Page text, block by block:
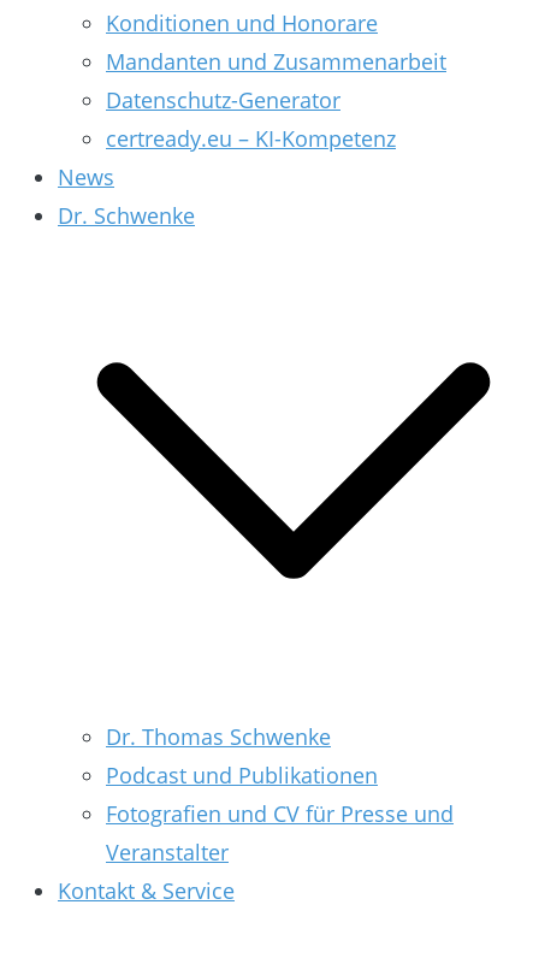
Konditionen und Honorare
Mandanten und Zusammenarbeit
Datenschutz-Generator
certready.eu – KI-Kompetenz
News
Dr. Schwenke
Dr. Thomas Schwenke
Podcast und Publikationen
Fotografien und CV für Presse und
Veranstalter
Kontakt & Service